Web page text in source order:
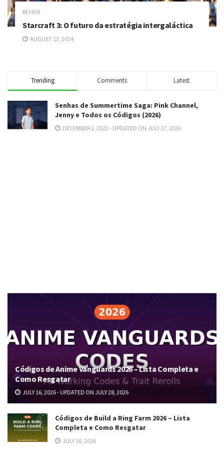
REVIEW
Starcraft 3: O futuro da estratégia intergaláctica
AUGUST 13, 2024
Trending Comments Latest
Senhas de Summertime Saga: Pink Channel,
Jenny e Todos os Códigos (2026)
DECEMBER 2, 2022 - UPDATED ON JULY 17, 2026
Códigos de Anime Vanguards 2026 – Lista Completa e
Como Resgatar
JULY 16, 2026 - UPDATED ON JULY 28, 2026
Códigos de Build a Ring Farm 2026 – Lista
Completa e Como Resgatar
JULY 16, 2026